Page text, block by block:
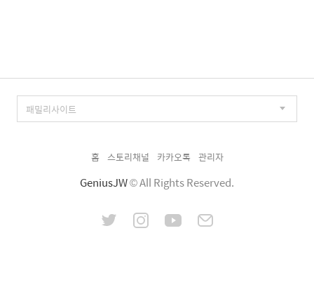
홈 스토리채널 카카오톡 관리자
GeniusJW© All Rights Reserved.